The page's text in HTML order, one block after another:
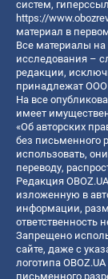
систем,
https://
материал в
Все материалы на
исследования –
редакции,
принадлежат ООО
На все
имеет
«Об авторских
без письменного
использовать,
переводу,
Редакция
изложенную в
информации,
ответственность
Запрещено
сайте, даже с
логотипа
письменного